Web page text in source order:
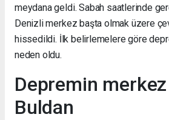
meydana geldi. Sabah saatlerinde
Denizli merkez başta olmak üzere
hissedildi. İlk belirlemelere göre
neden oldu.
Depremin
Buldan